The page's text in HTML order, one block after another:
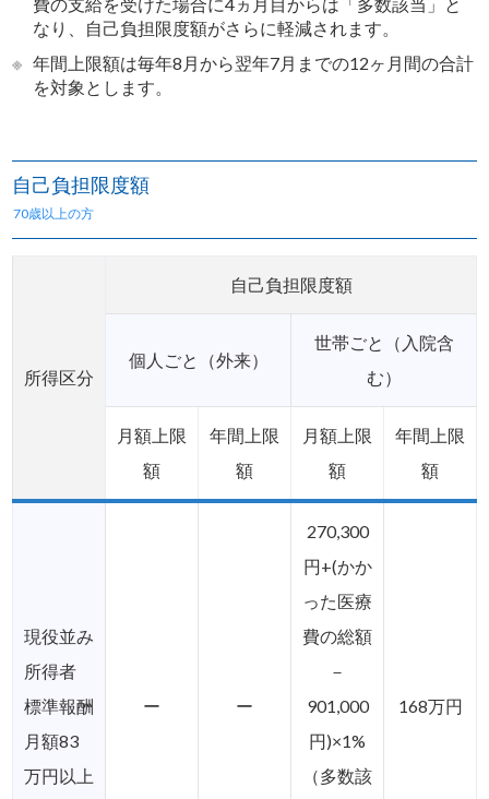
なり、自己負担限度額がさらに軽減されます。
※ 年間上限額は毎年8月から翌年7月までの12ヶ月間の合計
を対象とします。
自己負担限度額
70歳以上の方
所得区分
自己負担限度額
個人ごと（外来）
世帯ごと（入院含
む）
月額上限
額
年間上限
額
月額上限
額
年間上限
額
現役並み
所得者
標準報酬
月額83
万円以上
ー ー
270,300
円+(かか
った医療
費の総額
－
901,000
円)×1%
（多数該
168万円